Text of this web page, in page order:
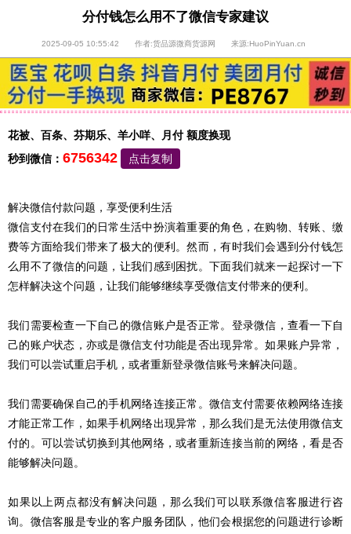
分付钱怎么用不了微信专家建议
2025-09-05 10:55:42 作者:货品源微商货源网 来源:HuoPinYuan.cn
花被、百条、芬期乐、羊小咩、月付 额度换现
秒到微信： 6756342 点击复制
解决微信付款问题，享受便利生活
微信支付在我们的日常生活中扮演着重要的角色，在购物、转账、缴
费等方面给我们带来了极大的便利。然而，有时我们会遇到分付钱怎
么用不了微信的问题，让我们感到困扰。下面我们就来一起探讨一下
怎样解决这个问题，让我们能够继续享受微信支付带来的便利。
我们需要检查一下自己的微信账户是否正常。登录微信，查看一下自
己的账户状态，亦或是微信支付功能是否出现异常。如果账户异常，
我们可以尝试重启手机，或者重新登录微信账号来解决问题。
我们需要确保自己的手机网络连接正常。微信支付需要依赖网络连接
才能正常工作，如果手机网络出现异常，那么我们是无法使用微信支
付的。可以尝试切换到其他网络，或者重新连接当前的网络，看是否
能够解决问题。
如果以上两点都没有解决问题，那么我们可以联系微信客服进行咨
询。微信客服是专业的客户服务团队，他们会根据您的问题进行诊断